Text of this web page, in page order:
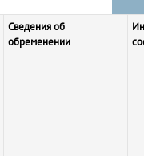
Сведения об
обременении